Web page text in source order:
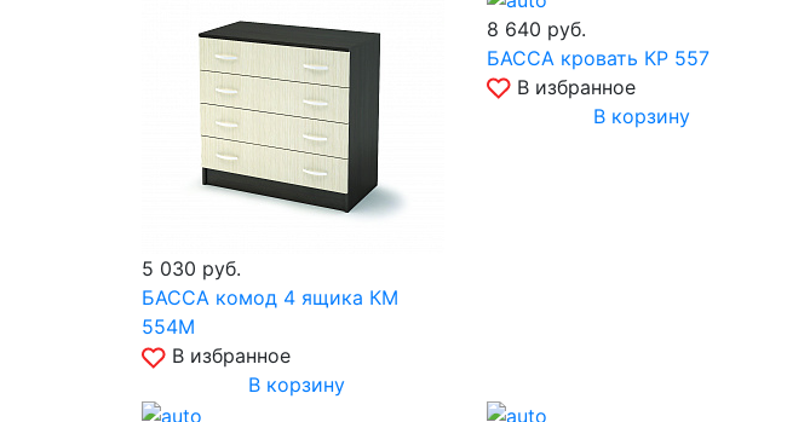
5 030 руб.
БАССА комод 4 ящика КМ
554М
В избранное
В корзину
8 640 руб.
БАССА кровать КР 557
В избранное
В корзину